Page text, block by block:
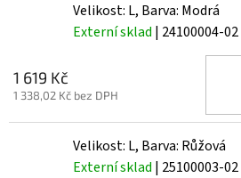
Velikost: L, Barva: Modrá
Externí sklad | 24100004-02
1 619 Kč
1 338,02 Kč bez DPH
Velikost: L, Barva: Růžová
Externí sklad | 25100003-02